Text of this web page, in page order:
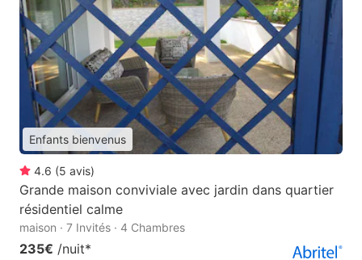
Enfants bienvenus
4.6 (5 avis)
Grande maison conviviale avec jardin dans quartier
résidentiel calme
maison · 7 Invités · 4 Chambres
235€ /nuit*